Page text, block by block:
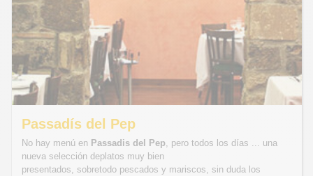
Passadís del Pep
No hay menú en Passadis del Pep, pero todos los días ... una
nueva selección deplatos muy bien
presentados, sobretodo pescados y mariscos, sin duda los